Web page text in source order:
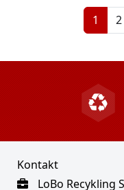
1 2
Kontakt
LoBo Recykling